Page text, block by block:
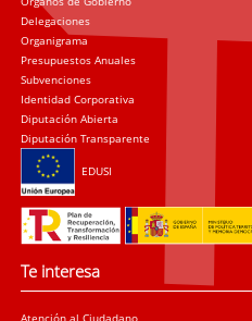
Delegaciones
Organigrama
Presupuestos Anuales
Subvenciones
Identidad Corporativa
Diputación Abierta
Diputación Transparente
EDUSI
Te interesa